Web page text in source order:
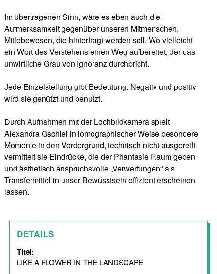
Im übertragenen Sinn, wäre es eben auch die
Aufmerksamkeit gegenüber unseren Mitmenschen,
Mitlebewesen, die hinterfragt werden soll. Wo vielleicht
ein Wort des Verstehens einen Weg aufbereitet, der das
unwirtliche Grau von Ignoranz durchbricht.
Jede Einzelstellung gibt Bedeutung. Negativ und positiv
wird sie genützt und benutzt.
Durch Aufnahmen mit der Lochbildkamera spielt
Alexandra Gschiel in lomographischer Weise besondere
Momente in den Vordergrund, technisch nicht ausgereift
vermittelt sie Eindrücke, die der Phantasie Raum geben
und ästhetisch anspruchsvolle „Verwerfungen“ als
Transfermittel in unser Bewusstsein effizient erscheinen
lassen.
DETAILS
Titel:
LIKE A FLOWER IN THE LANDSCAPE